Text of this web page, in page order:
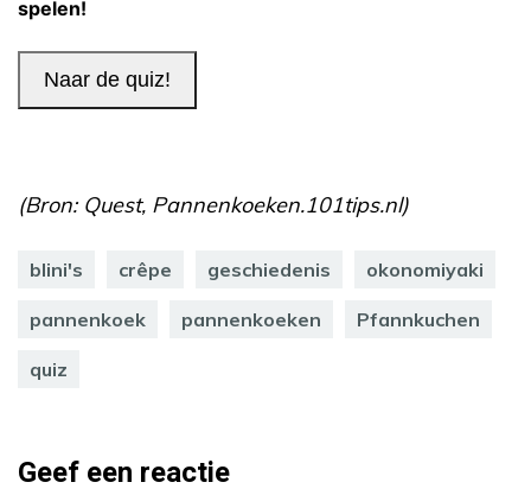
(Bron: Quest, Pannenkoeken.101tips.nl)
blini's crêpe geschiedenis okonomiyaki
pannenkoek pannenkoeken Pfannkuchen
quiz
Geef een reactie